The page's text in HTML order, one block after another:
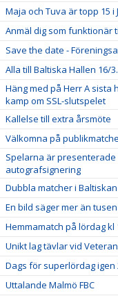
Maja och Tuva är topp 15 i
Anmäl dig som funktionär
Save the date -
Alla till Baltiska Hallen 16/
Häng med på Herr A sista
kamp om SSL-slutspelet
Kallelse till extra årsmöte
Välkomna på
Spelarna är
autografsignering
Dubbla matcher i
En bild säger mer än
Hemmamatch på lördag
Unikt lag tävlar vid
Dags för superlördag igen
Uttalande Malmö FBC